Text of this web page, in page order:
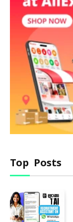
Top Posts